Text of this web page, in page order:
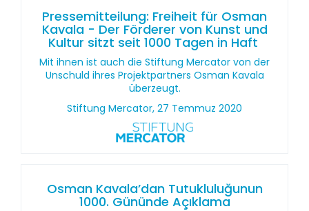
Pressemitteilung: Freiheit für Osman
Kavala - Der Förderer von Kunst und
Kultur sitzt seit 1000 Tagen in Haft
Mit ihnen ist auch die Stiftung Mercator von der
Unschuld ihres Projektpartners Osman Kavala
überzeugt.
Stiftung Mercator, 27 Temmuz 2020
Osman Kavala’dan Tutukluluğunun
1000. Gününde Açıklama